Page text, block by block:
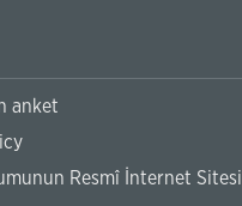
anket
Resmî İnternet Sitesi